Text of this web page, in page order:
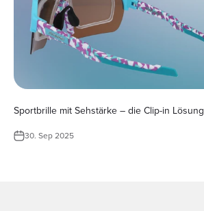
Sportbrille mit Sehstärke – die Clip-in Lösung
30. Sep 2025